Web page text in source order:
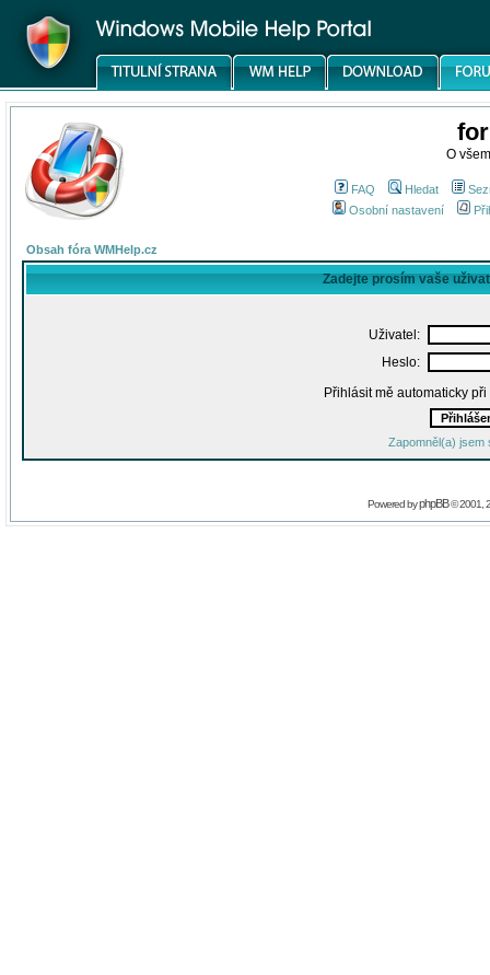
O
FAQ Hledat
Osobní nastavení
Obsah fóra WMHelp.cz
Zadejte prosím vaše
Uživatel:
Heslo:
Přihlásit mě automaticky
Zapomněl(a) jsem
Powered byphpBB© 2001,